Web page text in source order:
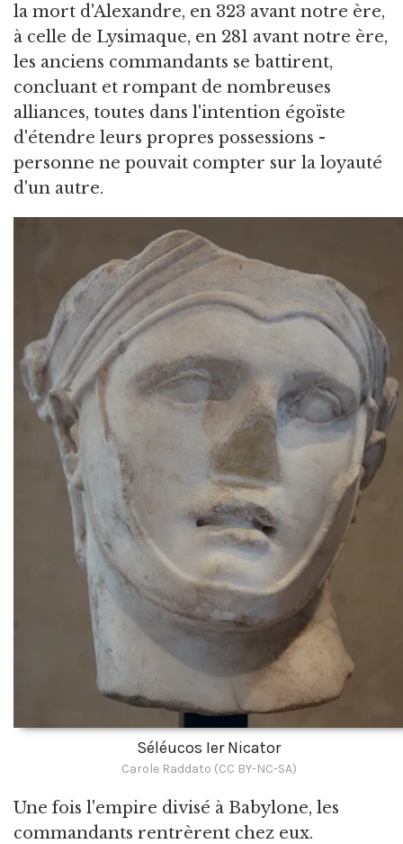
la mort d'Alexandre, en 323 avant notre ère,
à celle de Lysimaque, en 281 avant notre ère,
les anciens commandants se battirent,
concluant et rompant de nombreuses
alliances, toutes dans l'intention égoïste
d'étendre leurs propres possessions -
personne ne pouvait compter sur la loyauté
d'un autre.
Séléucos Ier Nicator
Carole Raddato (CC BY-NC-SA)
Une fois l'empire divisé à Babylone, les
commandants rentrèrent chez eux.